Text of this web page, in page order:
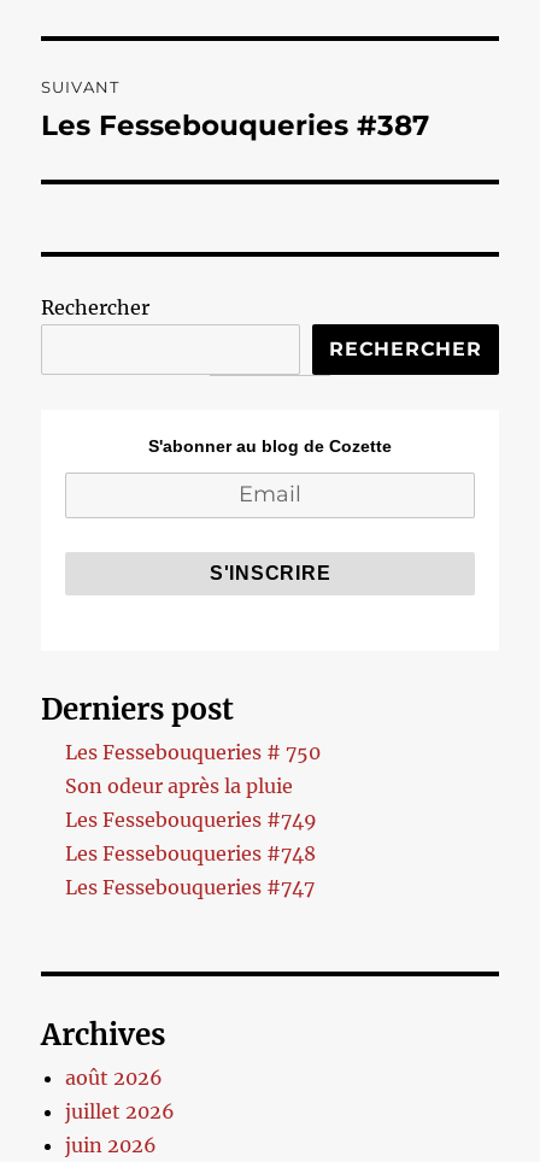
SUIVANT
Publication
Les Fessebouqueries #387
Rechercher
RECHERCHER
S'abonner au blog de Cozette
Derniers post
Les Fessebouqueries # 750
Son odeur après la pluie
Les Fessebouqueries #749
Les Fessebouqueries #748
Les Fessebouqueries #747
Archives
août 2026
juillet 2026
juin 2026